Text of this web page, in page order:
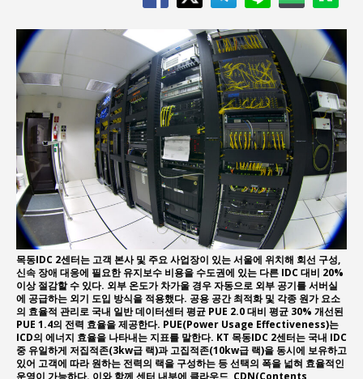
목동IDC 2센터는 고객 본사 및 주요 사업장이 있는 서울에 위치해 회선 구성,
신속 장애 대응에 필요한 유지보수 비용을 수도권에 있는 다른 IDC 대비 20%
이상 절감할 수 있다. 외부 온도가 차가울 경우 자동으로 외부 공기를 서버실
에 공급하는 외기 도입 방식을 적용했다. 공용 공간 최적화 및 각종 원가 요소
의 효율적 관리로 국내 일반 데이터센터 평균 PUE 2.0 대비 평균 30% 개선된
PUE 1.4의 전력 효율을 제공한다. PUE(Power Usage Effectiveness)는
ICD의 에너지 효율을 나타내는 지표를 말한다. KT 목동IDC 2센터는 국내 IDC
중 유일하게 저집적존(3kw급 랙)과 고집적존(10kw급 랙)을 동시에 보유하고
있어 고객에 따라 원하는 전력의 랙을 구성하는 등 선택의 폭을 넓혀 효율적인